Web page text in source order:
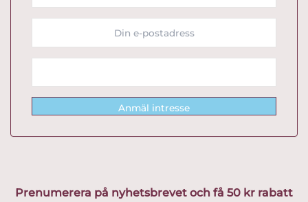
Anmäl intresse
Prenumerera på nyhetsbrevet och få 50 kr rabatt